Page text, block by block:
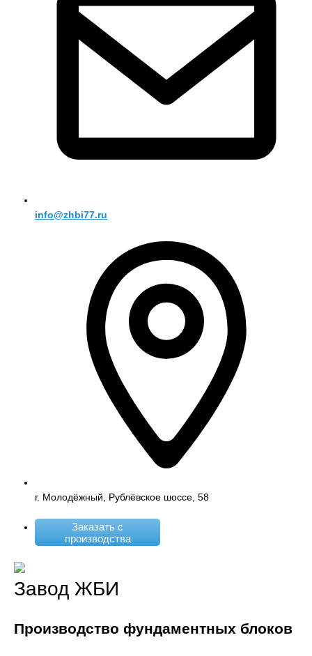
info@zhbi77.ru
г. Молодёжный, Рублёвское шоссе, 58
Заказать с
производства
Завод ЖБИ
Производство фундаментных блоков